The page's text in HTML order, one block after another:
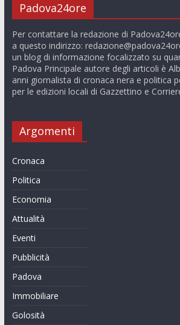
Padova24ore
Per contattare la redazione di
a questo indirizzo:
un blog di informazione focalizzato su
Padova Principale autore degli articoli è
anni giornalista di cronaca nera e politica
per le edizioni locali di Gazzettino e
Argomenti
Cronaca
Politica
Economia
Attualità
Eventi
Pubblicità
Padova
Immobiliare
Golosità